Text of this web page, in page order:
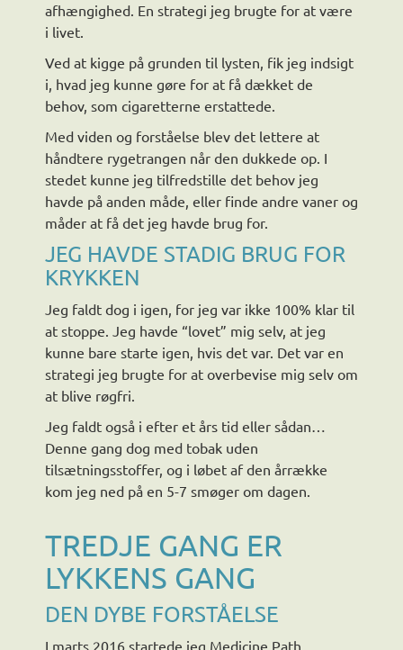
afhængighed. En strategi jeg brugte for at være
i livet.
Ved at kigge på grunden til lysten, fik jeg indsigt
i, hvad jeg kunne gøre for at få dækket de
behov, som cigaretterne erstattede.
Med viden og forståelse blev det lettere at
håndtere rygetrangen når den dukkede op. I
stedet kunne jeg tilfredstille det behov jeg
havde på anden måde, eller finde andre vaner og
måder at få det jeg havde brug for.
JEG HAVDE STADIG BRUG FOR
KRYKKEN
Jeg faldt dog i igen, for jeg var ikke 100% klar til
at stoppe. Jeg havde “lovet” mig selv, at jeg
kunne bare starte igen, hvis det var. Det var en
strategi jeg brugte for at overbevise mig selv om
at blive røgfri.
Jeg faldt også i efter et års tid eller sådan…
Denne gang dog med tobak uden
tilsætningsstoffer, og i løbet af den årrække
kom jeg ned på en 5-7 smøger om dagen.
TREDJE GANG ER
LYKKENS GANG
DEN DYBE FORSTÅELSE
I marts 2016 startede jeg Medicine Path